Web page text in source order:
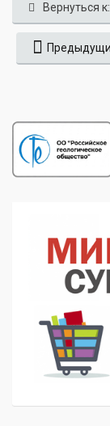
Вернуться